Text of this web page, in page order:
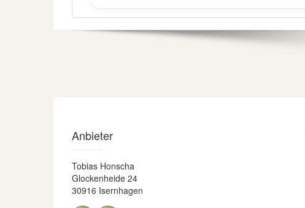
Anbieter
Tobias Honscha
Glockenheide 24
30916 Isernhagen